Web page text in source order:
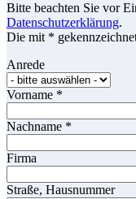
Bitte beachten Sie vor
Datenschutzerklärung.
Die mit *
Anrede
Vorname *
Nachname *
Firma
Straße, Hausnummer